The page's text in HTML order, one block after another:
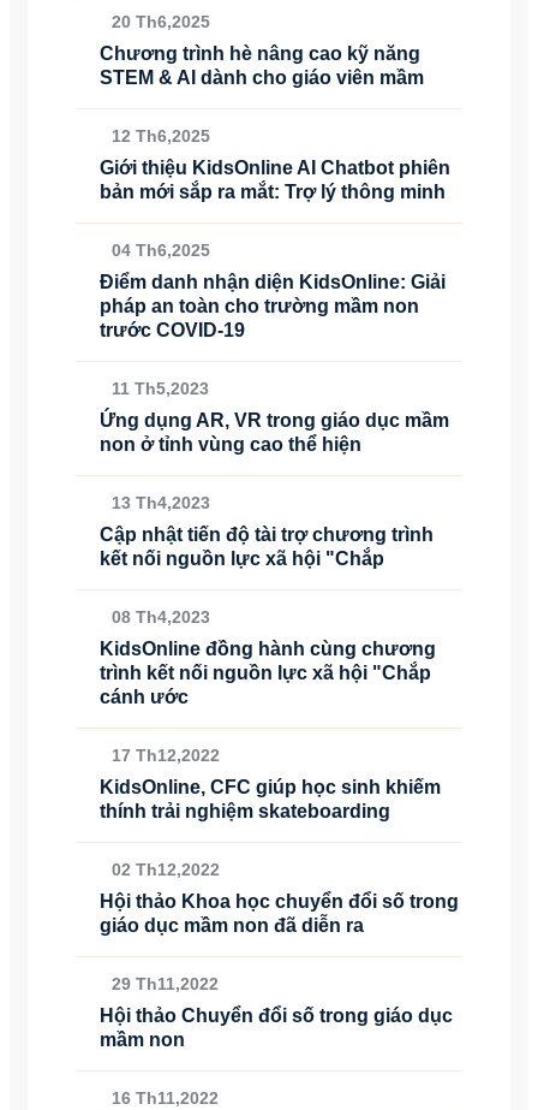
20 Th6,2025
Chương trình hè nâng cao kỹ năng
STEM & AI dành cho giáo viên mầm
12 Th6,2025
Giới thiệu KidsOnline AI Chatbot phiên
bản mới sắp ra mắt: Trợ lý thông minh
04 Th6,2025
Điểm danh nhận diện KidsOnline: Giải
pháp an toàn cho trường mầm non
trước COVID-19
11 Th5,2023
Ứng dụng AR, VR trong giáo dục mầm
non ở tỉnh vùng cao thể hiện
13 Th4,2023
Cập nhật tiến độ tài trợ chương trình
kết nối nguồn lực xã hội "Chắp
08 Th4,2023
KidsOnline đồng hành cùng chương
trình kết nối nguồn lực xã hội "Chắp
cánh ước
17 Th12,2022
KidsOnline, CFC giúp học sinh khiếm
thính trải nghiệm skateboarding
02 Th12,2022
Hội thảo Khoa học chuyển đổi số trong
giáo dục mầm non đã diễn ra
29 Th11,2022
Hội thảo Chuyển đổi số trong giáo dục
mầm non
16 Th11,2022